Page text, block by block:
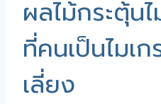
ผลไม้กระตุ้น
ที่คนเป็นไมเ
เลี่ยง